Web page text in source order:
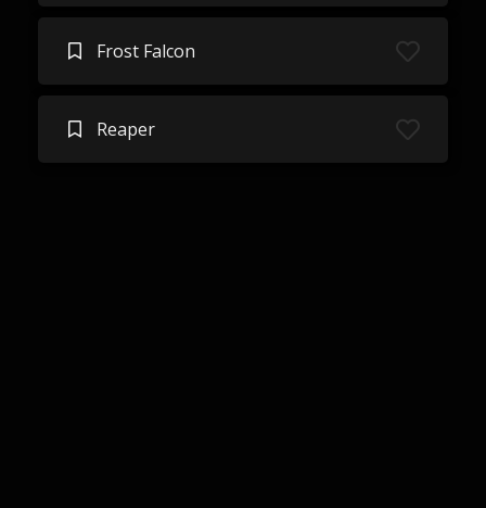
Frost Falcon
Reaper